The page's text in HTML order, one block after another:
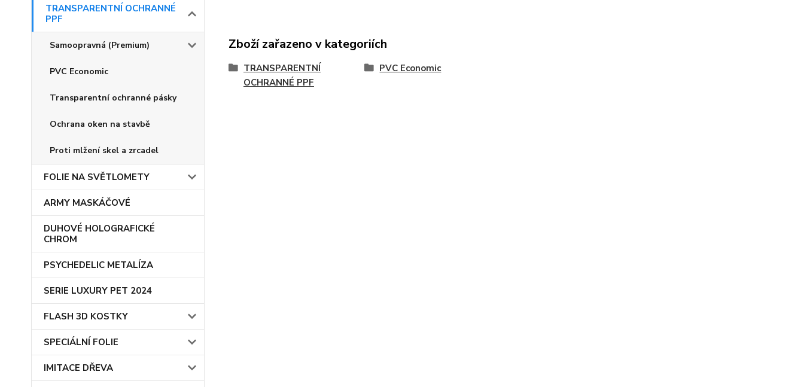
TRANSPARENTNÍ OCHRANNÉ
PPF
Samoopravná (Premium)
PVC Economic
Transparentní ochranné pásky
Ochrana oken na stavbě
Proti mlžení skel a zrcadel
FOLIE NA SVĚTLOMETY
ARMY MASKÁČOVÉ
DUHOVÉ HOLOGRAFICKÉ
CHROM
PSYCHEDELIC METALÍZA
SERIE LUXURY PET 2024
FLASH 3D KOSTKY
SPECIÁLNÍ FOLIE
IMITACE DŘEVA
Zboží zařazeno v kategoriích
TRANSPARENTNÍ
OCHRANNÉ PPF
PVC Economic